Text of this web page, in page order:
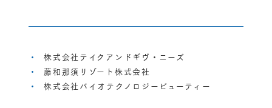
株式会社テイクアンドギヴ・ニーズ
藤和那須リゾート株式会社
株式会社バイオテクノロジービューティー